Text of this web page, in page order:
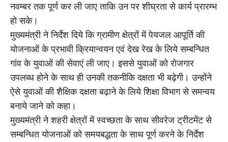
नवम्बर तक पूर्ण कर ली जाए ताकि उन पर शीघ्रता से कार्य प्रारम्भ
हो सके।
मुख्यमंत्री ने निर्देश दिये कि ग्रामीण क्षेत्रों में पेयजल आपूर्ति की
योजनाओं के प्रभावी क्रियान्वयन एवं देख रेख के लिये सम्बन्धित
गांव के युवाओं की सेवाएं ली जाए। इससे युवाओं को रोजगार
उपलब्ध होने के साथ ही उनकी तकनीकि दक्षता भी बढ़ेगी। उन्होंने
ऐसे युवाओं की शैक्षिक दक्षता बढ़ाने के लिये शिक्षा विभाग से समन्वय
बनाये जाने को कहा।
मुख्यमंत्री ने शहरी क्षेत्रों में स्वच्छता के साथ सीवरेज ट्रीटमेंट से
सम्बन्धित योजनाओं को समयबद्धता के साथ पूर्ण करने के निर्देश